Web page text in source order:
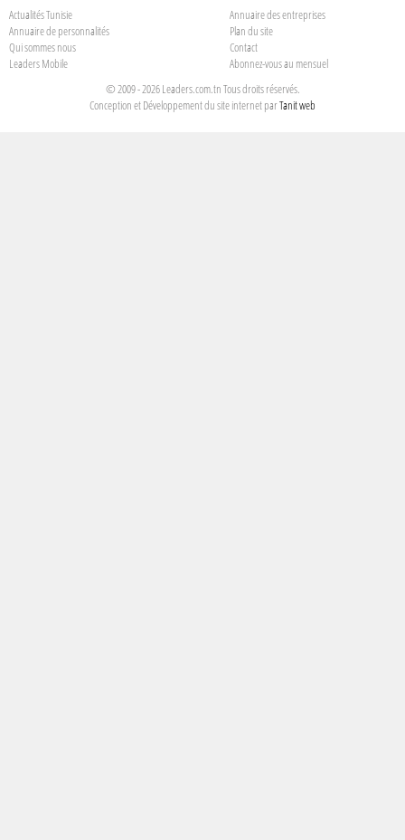
Actualités Tunisie
Annuaire des entreprises
Annuaire de personnalités
Plan du site
Qui sommes nous
Contact
Leaders Mobile
Abonnez-vous au mensuel
© 2009 - 2026 Leaders.com.tn Tous droits réservés.
Conception et Développement du site internet parTanit web